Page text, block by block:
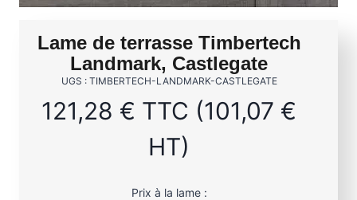
Lame de terrasse Timbertech
Landmark, Castlegate
UGS : TIMBERTECH-LANDMARK-CASTLEGATE
121,28 € TTC (101,07 €
HT)
Prix à la lame :